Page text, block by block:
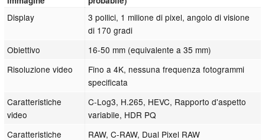
Display
3 pollici, 1 milione di pixel, angolo di visione
di 170 gradi
Obiettivo
16-50 mm (equivalente a 35 mm)
Risoluzione video
Fino a 4K, nessuna frequenza fotogrammi
specificata
Caratteristiche
video
C-Log3, H.265, HEVC, Rapporto d'aspetto
variabile, HDR PQ
Caratteristiche
RAW, C-RAW, Dual Pixel RAW